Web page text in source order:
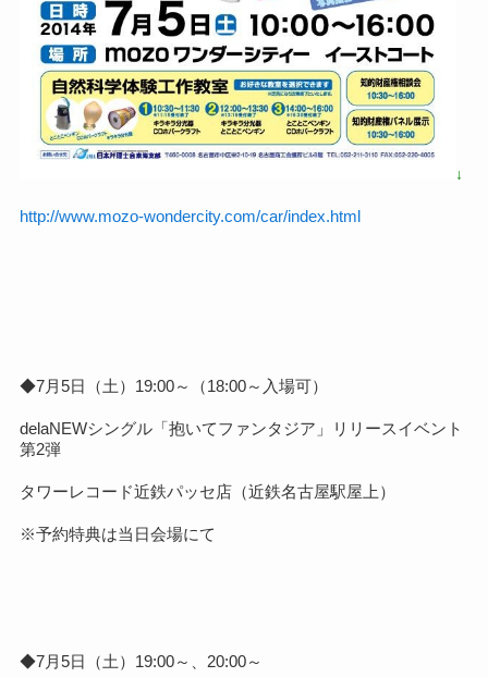
↓
http://www.mozo-wondercity.com/car/index.html
◆7月5日（土）19:00～（18:00～入場可）
delaNEWシングル「抱いてファンタジア」リリースイベント
第2弾
タワーレコード近鉄パッセ店（近鉄名古屋駅屋上）
※予約特典は当日会場にて
◆7月5日（土）19:00～、20:00～